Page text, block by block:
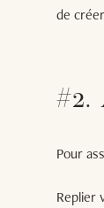
de
#2.
Pour
Replier